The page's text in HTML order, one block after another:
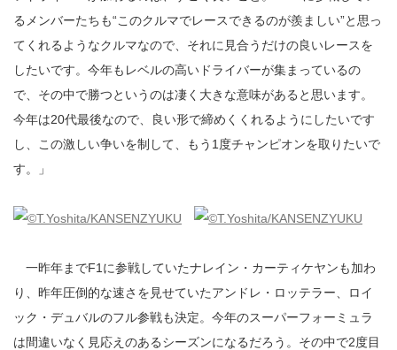
るメンバーたちも“このクルマでレースできるのが羨ましい”と思っ
てくれるようなクルマなので、それに見合うだけの良いレースを
したいです。今年もレベルの高いドライバーが集まっているの
で、その中で勝つというのは凄く大きな意味があると思います。
今年は20代最後なので、良い形で締めくくれるようにしたいです
し、この激しい争いを制して、もう1度チャンピオンを取りたいで
す。」
一昨年までF1に参戦していたナレイン・カーティケヤンも加わ
り、昨年圧倒的な速さを見せていたアンドレ・ロッテラー、ロイ
ック・デュバルのフル参戦も決定。今年のスーパーフォーミュラ
は間違いなく見応えのあるシーズンになるだろう。その中で2度目